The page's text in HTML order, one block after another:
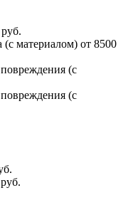
(с материалом) от 8500
(с
(с